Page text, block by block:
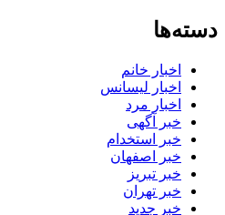
دسته‌ها
اخبار خانم
اخبار لیسانس
اخبار مرد
خبر آگهی
خبر استخدام
خبر اصفهان
خبر تبریز
خبر تهران
خبر جدید